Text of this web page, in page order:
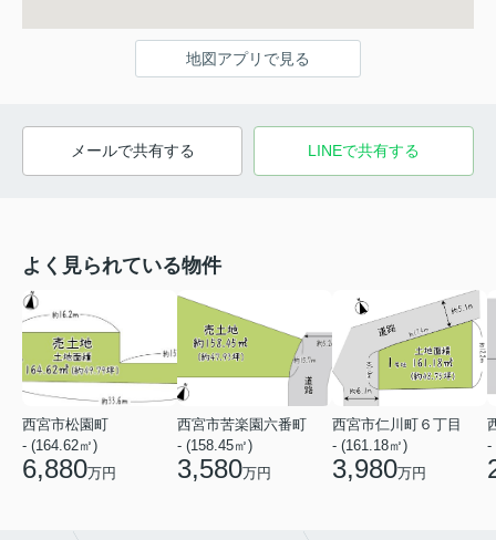
地図アプリで見る
メールで共有する LINEで共有する
よく見られている物件
西宮市松園町
- (164.62㎡)
6,880万円
西宮市苦楽園六番町
- (158.45㎡)
3,580万円
西宮市仁川町６丁目
- (161.18㎡)
3,980万円
-